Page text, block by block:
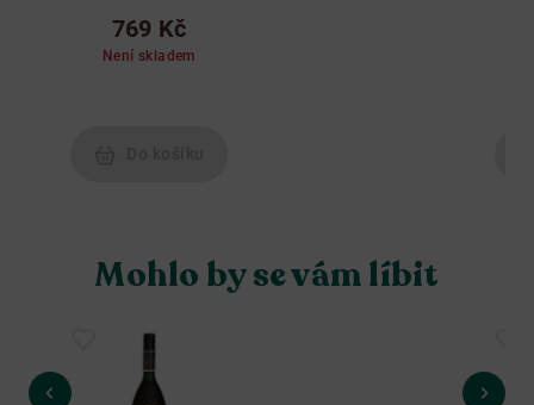
769 Kč
Není skladem
Mohlo by se vám líbit